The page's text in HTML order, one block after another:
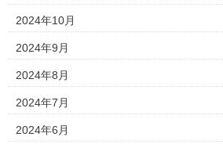
2024年10月
2024年9月
2024年8月
2024年7月
2024年6月